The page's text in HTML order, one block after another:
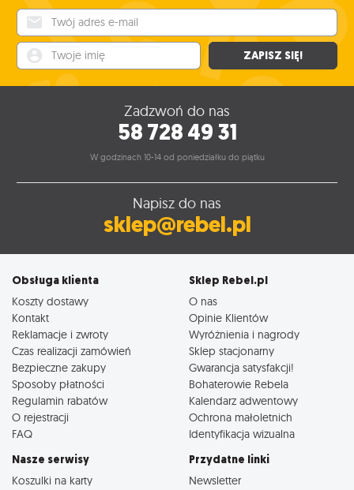
ZAPISZ SIĘ!
Zadzwoń do nas
58 728 49 31
W godzinach 10-14 od poniedziałku do piątku
Napisz do nas
sklep@rebel.pl
Obsługa klienta
Koszty dostawy
Kontakt
Reklamacje i zwroty
Czas realizacji zamówień
Bezpieczne zakupy
Sposoby płatności
Regulamin rabatów
O rejestracji
FAQ
Sklep Rebel.pl
O nas
Opinie Klientów
Wyróżnienia i nagrody
Sklep stacjonarny
Gwarancja satysfakcji!
Bohaterowie Rebela
Kalendarz adwentowy
Ochrona małoletnich
Identyfikacja wizualna
Nasze serwisy
Koszulki na karty
Przydatne linki
Newsletter